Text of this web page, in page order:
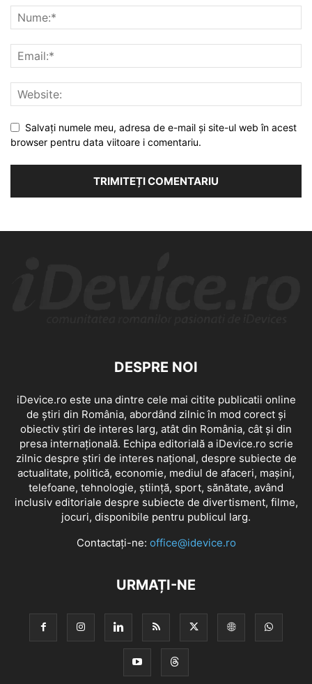
Salvați numele meu, adresa de e-mail și site-ul web în acest
browser pentru data viitoare i comentariu.
DESPRE NOI
iDevice.ro este una dintre cele mai citite publicatii online
de știri din România, abordând zilnic în mod corect și
obiectiv știri de interes larg, atât din România, cât și din
presa internațională. Echipa editorială a iDevice.ro scrie
zilnic despre știri de interes național, despre subiecte de
actualitate, politică, economie, mediul de afaceri, mașini,
telefoane, tehnologie, știință, sport, sănătate, având
inclusiv editoriale despre subiecte de divertisment, filme,
jocuri, disponibile pentru publicul larg.
Contactați-ne: office@idevice.ro
URMAȚI-NE